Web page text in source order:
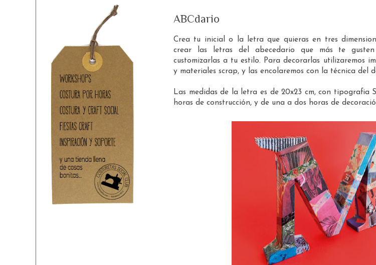
ABCdario
Crea tu inicial o la letra que quieras en tres
crear las letras del abecedario que más te
customizarlas a tu estilo. Para decorarlas utilizaremos
y materiales scrap, y las encolaremos con la técnica del
Las medidas de la letra es de 20x23 cm, con tipografia
horas de construcción, y de una a dos horas de